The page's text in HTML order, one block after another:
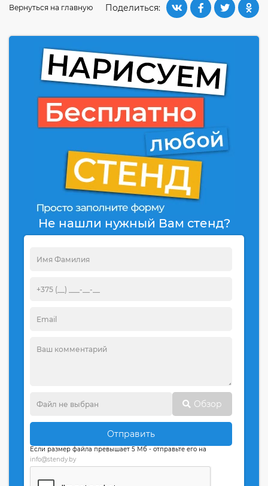
Поделиться:
Вернуться на главную
Не нашли нужный Вам стенд?
Обзор
Отправить
Если размер файла превышает 5 Мб - отправьте его на
info@stendy.by